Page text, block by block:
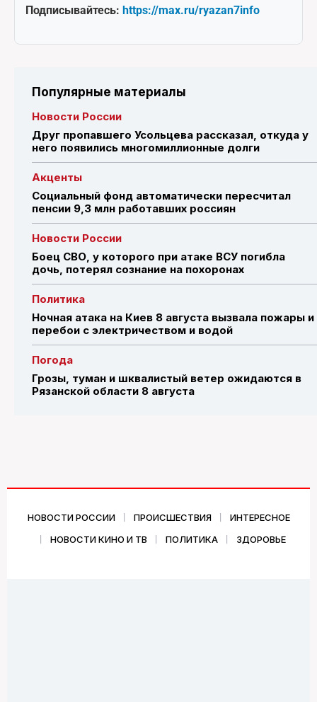
Подписывайтесь: https://max.ru/ryazan7info
Популярные материалы
Новости России
Друг пропавшего Усольцева рассказал, откуда у
него появились многомиллионные долги
Акценты
Социальный фонд автоматически пересчитал
пенсии 9,3 млн работавших россиян
Новости России
Боец СВО, у которого при атаке ВСУ погибла
дочь, потерял сознание на похоронах
Политика
Ночная атака на Киев 8 августа вызвала пожары и
перебои с электричеством и водой
Погода
Грозы, туман и шквалистый ветер ожидаются в
Рязанской области 8 августа
НОВОСТИ РОССИИ ПРОИСШЕСТВИЯ
ИНТЕРЕСНОЕ
НОВОСТИ КИНО И ТВ
ПОЛИТИКА ЗДОРОВЬЕ